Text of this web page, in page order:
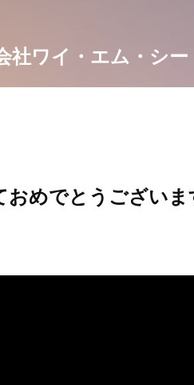
社ワイ・エム・シー
おめでとうございま